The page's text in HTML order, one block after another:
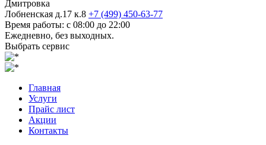
Дмитровка
Лобненская д.17 к.8 +7 (499) 450-63-77
Время работы: с 08:00 до 22:00
Ежедневно, без выходных.
Выбрать сервис
Главная
Услуги
Прайс лист
Акции
Контакты